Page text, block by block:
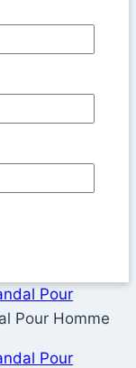
Pour
Pour